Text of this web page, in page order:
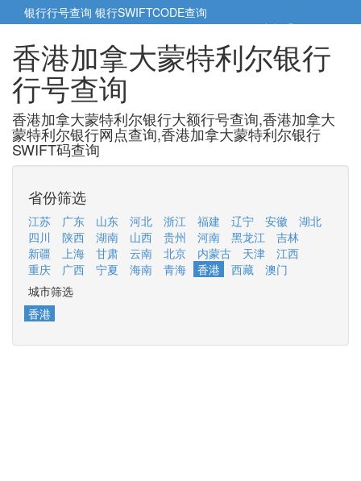
银行行号查询 银行SWIFTCODE查询
5cm小帮手5cm.cn
香港加拿大蒙特利尔银行
行号查询
香港加拿大蒙特利尔银行大额行号查询,香港加拿大
蒙特利尔银行网点查询,香港加拿大蒙特利尔银行
SWIFT码查询
省份筛选
江苏 广东 山东 河北 浙江 福建 辽宁 安徽
湖北
四川
陕西 湖南 山西 贵州 河南 黑龙江
吉林
新疆
上海 甘肃 云南 北京 内蒙古 天津
江西
重庆
广西 宁夏 海南 青海 香港 西藏
澳门
城市筛选
香港